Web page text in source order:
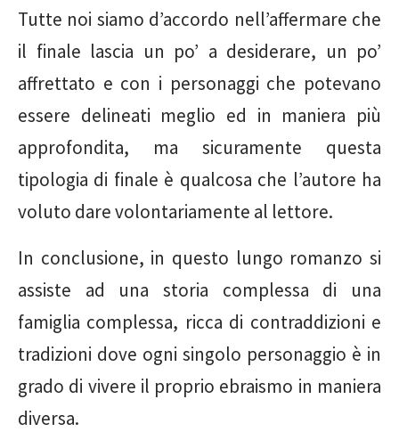
Tutte noi siamo d’accordo nell’affermare che
il finale lascia un po’ a desiderare, un po’
affrettato e con i personaggi che potevano
essere delineati meglio ed in maniera più
approfondita, ma sicuramente questa
tipologia di finale è qualcosa che l’autore ha
voluto dare volontariamente al lettore.
In conclusione, in questo lungo romanzo si
assiste ad una storia complessa di una
famiglia complessa, ricca di contraddizioni e
tradizioni dove ogni singolo personaggio è in
grado di vivere il proprio ebraismo in maniera
diversa.